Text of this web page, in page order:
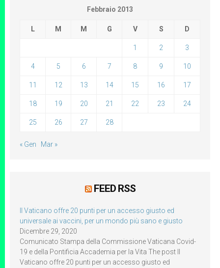
Febbraio 2013
L M M G V S D
1 2 3
4 5 6 7 8 9 10
11 12 13 14 15 16 17
18 19 20 21 22 23 24
25 26 27 28
« Gen Mar »
FEED RSS
Il Vaticano offre 20 punti per un accesso giusto ed
universale ai vaccini, per un mondo più sano e giusto
Dicembre 29, 2020
Comunicato Stampa della Commissione Vaticana Covid-
19 e della Pontificia Accademia per la Vita The post Il
Vaticano offre 20 punti per un accesso giusto ed